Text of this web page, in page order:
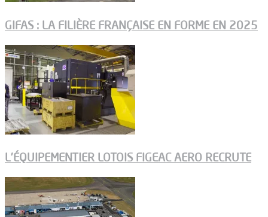
GIFAS : LA FILIÈRE FRANÇAISE EN FORME EN 2025
L’ÉQUIPEMENTIER LOTOIS FIGEAC AERO RECRUTE